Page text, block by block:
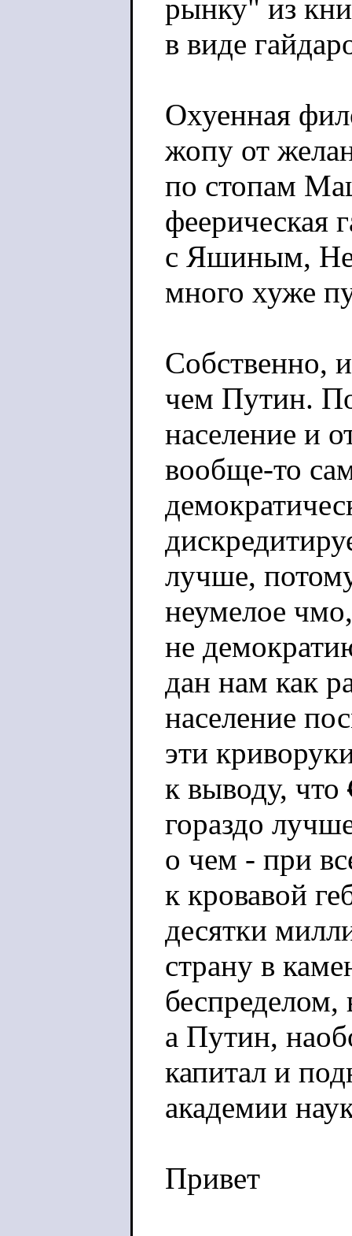
рынку" из
в виде
Охуенная
жопу от
по стопам
феерическая
с Яшиным,
много хуже
Собственно,
чем Путин.
население и
вообще-то
лучше,
неумелое
не
дан нам как
население
эти
к выводу, что
гораздо
о чем - при
к кровавой
десятки
страну в
а Путин,
капитал и
академии
Привет